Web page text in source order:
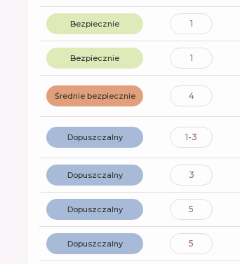
Bezpiecznie 1
Bezpiecznie 1
Średnie bezpiecznie 4
Dopuszczalny 1-3
Dopuszczalny 3
Dopuszczalny 5
Dopuszczalny 5